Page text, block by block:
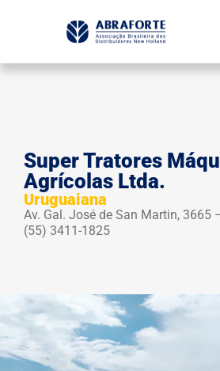
Super Tratores
Agrícolas Ltda.
Uruguaiana
Av. Gal. José de San Martin, 3665
(55) 3411-1825